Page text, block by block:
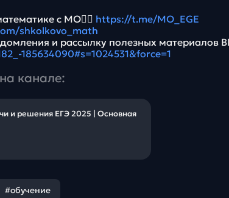
с МО👉🏻 https://t.me/MO_EGE
shkolkovo_math
и рассылку полезных материалов
185634090#s=1024531&force=1
канале:
и решения ЕГЭ 2025 | Основная
#обучение